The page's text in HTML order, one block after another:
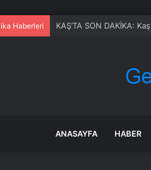
Haberleri Pakistan’da karakola
ANASAYFA HABER